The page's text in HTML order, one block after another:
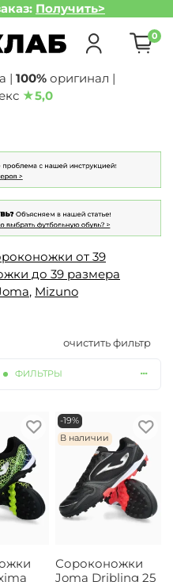
Получить>
0
| 100% оригинал |
★5,0
от 39
до 39 размера
, Mizuno
очистить фильтр
ФИЛЬТРЫ
-19%
В наличии
Сороконожки
Joma Dribling 25